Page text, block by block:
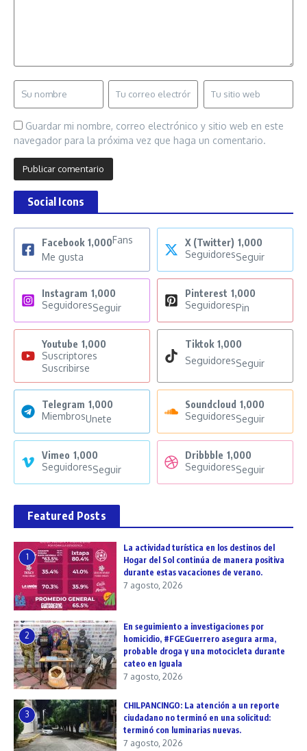
Guardar mi nombre, correo electrónico y sitio web en este
navegador para la próxima vez que haga un comentario.
Social Icons
Facebook 1,000Fans
Me gusta
X (Twitter) 1,000
SeguidoresSeguir
Instagram 1,000
SeguidoresSeguir
Pinterest 1,000
SeguidoresPin
Youtube 1,000
Suscriptores
Suscribirse
Tiktok 1,000
SeguidoresSeguir
Telegram 1,000
MiembrosUnete
Soundcloud 1,000
SeguidoresSeguir
Vimeo 1,000
SeguidoresSeguir
Dribbble 1,000
SeguidoresSeguir
Featured Posts
1
La actividad turística en los destinos del
Hogar del Sol continúa de manera positiva
durante estas vacaciones de verano.
7 agosto, 2026
2
En seguimiento a investigaciones por
homicidio, #FGEGuerrero asegura arma,
probable droga y una motocicleta durante
cateo en Iguala
7 agosto, 2026
3
CHILPANCINGO: La atención a un reporte
ciudadano no terminó en una solicitud:
terminó con luminarias nuevas.
7 agosto, 2026